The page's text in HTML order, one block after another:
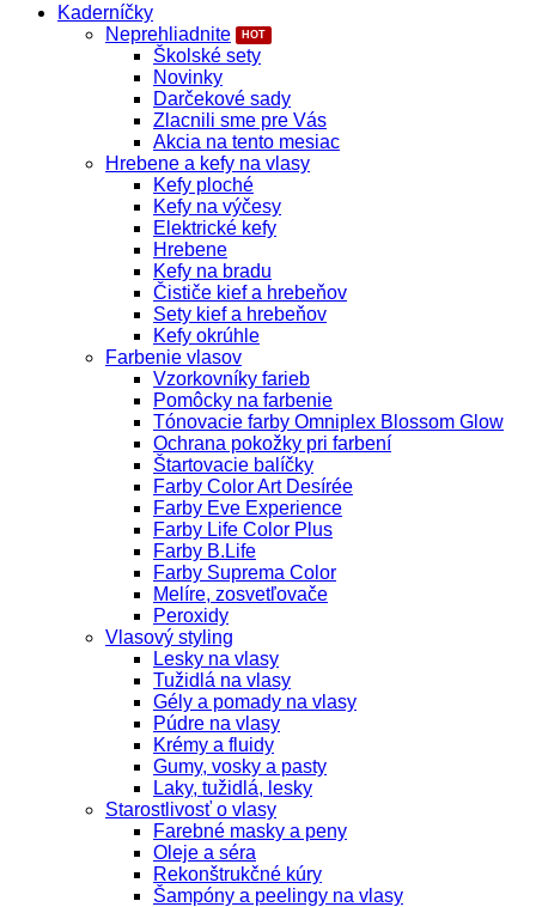
Kaderníčky
Neprehliadnite
Školské sety
Novinky
Darčekové sady
Zlacnili sme pre Vás
Akcia na tento mesiac
Hrebene a kefy na vlasy
Kefy ploché
Kefy na výčesy
Elektrické kefy
Hrebene
Kefy na bradu
Čističe kief a hrebeňov
Sety kief a hrebeňov
Kefy okrúhle
Farbenie vlasov
Vzorkovníky farieb
Pomôcky na farbenie
Tónovacie farby Omniplex Blossom Glow
Ochrana pokožky pri farbení
Štartovacie balíčky
Farby Color Art Desírée
Farby Eve Experience
Farby Life Color Plus
Farby B.Life
Farby Suprema Color
Melíre, zosvetľovače
Peroxidy
Vlasový styling
Lesky na vlasy
Tužidlá na vlasy
Gély a pomady na vlasy
Púdre na vlasy
Krémy a fluidy
Gumy, vosky a pasty
Laky, tužidlá, lesky
Starostlivosť o vlasy
Farebné masky a peny
Oleje a séra
Rekonštrukčné kúry
Šampóny a peelingy na vlasy